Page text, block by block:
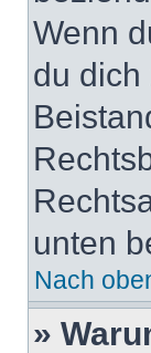
Wenn
du dich
unten
Nach
»